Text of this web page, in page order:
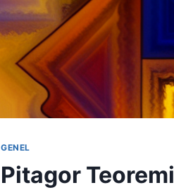
GENEL
Pitagor